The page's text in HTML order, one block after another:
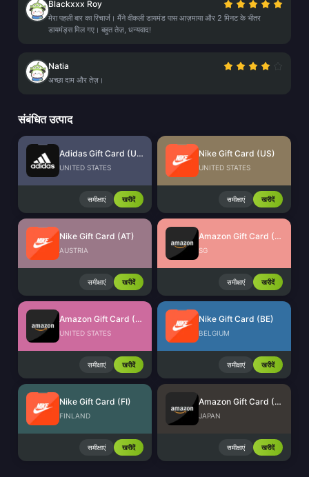
Blackxxx Roy
मेरा पहली बार का रिचार्ज। मैंने वीकली डायमंड पास आज़माया और 2 मिनट के भीतर
डायमंड्स मिल गए। बहुत तेज़, धन्यवाद!
Natia
अच्छा दाम और तेज़।
संबंधित उत्पाद
Adidas Gift Card (US)
UNITED STATES
समीक्षाएं खरीदें
Nike Gift Card (US)
UNITED STATES
समीक्षाएं खरीदें
Nike Gift Card (AT)
AUSTRIA
समीक्षाएं खरीदें
Amazon Gift Card (SG)
SG
समीक्षाएं खरीदें
Amazon Gift Card (US)
UNITED STATES
समीक्षाएं खरीदें
Nike Gift Card (BE)
BELGIUM
समीक्षाएं खरीदें
Nike Gift Card (FI)
FINLAND
समीक्षाएं खरीदें
Amazon Gift Card (JP)
JAPAN
समीक्षाएं खरीदें